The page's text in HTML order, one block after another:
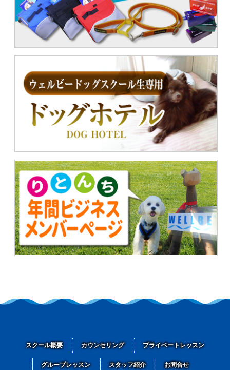
スクール概要 カウンセリング プライベートレッスン
グループレッスン スタッフ紹介 お問合せ